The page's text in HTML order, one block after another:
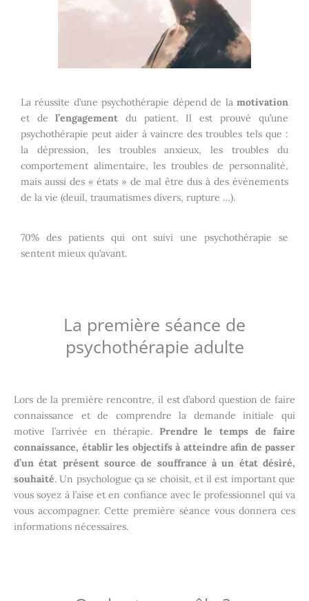
La réussite d’une psychothérapie dépend de la motivation
et de l’engagement du patient. Il est prouvé qu’une
psychothérapie peut aider à vaincre des troubles tels que :
la dépression, les troubles anxieux, les troubles du
comportement alimentaire, les troubles de personnalité,
mais aussi des « états » de mal être dus à des événements
de la vie (deuil, traumatismes divers, rupture …).
70% des patients qui ont suivi une psychothérapie se
sentent mieux qu’avant.
La première séance de
psychothérapie adulte
Lors de la première rencontre, il est d’abord question de faire
connaissance et de comprendre la demande initiale qui
motive l’arrivée en thérapie. Prendre le temps de faire
connaissance, établir les objectifs à atteindre afin de passer
d’un état présent source de souffrance à un état désiré,
souhaité. Un psychologue ça se choisit, et il est important que
vous soyez à l’aise et en confiance avec le professionnel qui va
vous accompagner. Cette première séance vous donnera ces
informations nécessaires.